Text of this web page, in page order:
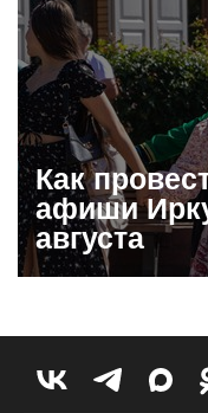
Как
афиши
августа